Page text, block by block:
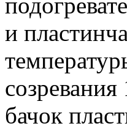
и
бачок